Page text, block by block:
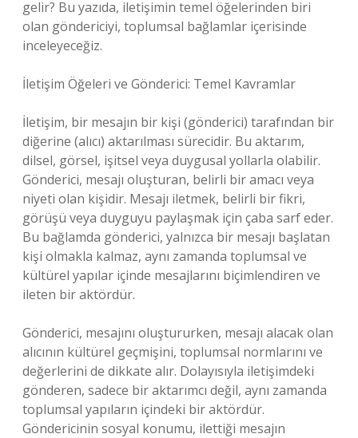
gelir? Bu yazıda, iletişimin temel öğelerinden biri
olan göndericiyi, toplumsal bağlamlar içerisinde
inceleyeceğiz.
İletişim Öğeleri ve Gönderici: Temel Kavramlar
İletişim, bir mesajın bir kişi (gönderici) tarafından bir
diğerine (alıcı) aktarılması sürecidir. Bu aktarım,
dilsel, görsel, işitsel veya duygusal yollarla olabilir.
Gönderici, mesajı oluşturan, belirli bir amacı veya
niyeti olan kişidir. Mesajı iletmek, belirli bir fikri,
görüşü veya duyguyu paylaşmak için çaba sarf eder.
Bu bağlamda gönderici, yalnızca bir mesajı başlatan
kişi olmakla kalmaz, aynı zamanda toplumsal ve
kültürel yapılar içinde mesajlarını biçimlendiren ve
ileten bir aktördür.
Gönderici, mesajını oluştururken, mesajı alacak olan
alıcının kültürel geçmişini, toplumsal normlarını ve
değerlerini de dikkate alır. Dolayısıyla iletişimdeki
gönderen, sadece bir aktarımcı değil, aynı zamanda
toplumsal yapıların içindeki bir aktördür.
Göndericinin sosyal konumu, ilettiği mesajın